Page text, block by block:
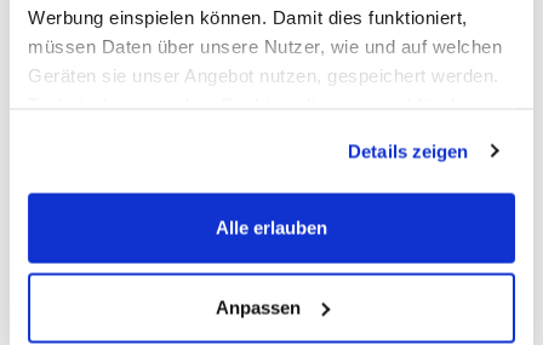
Werbung einspielen können. Damit dies funktioniert,
müssen Daten über unsere Nutzer, wie und auf welchen
Geräten sie unser Angebot nutzen, gespeichert werden.
werden, werden bei der Nutzung der Webseite auf jeden
Fall gesetzt. Cookies von Drittanbietern für Analyse- oder
Trackingzwecke werden nur dann aktiviert, wenn Sie das
erlauben" bzw. "Alle erlauben" klicken. Mehr dazu
(einschließlich der Möglichkeit, die Einwilligungserklärung
zu ändern oder zu widerrufen) erfahren Sie in unserem
Details zeigen
Alle erlauben
Anpassen
Größe:
38 40 42 44 46 48
Anzahl:
In den Warenkorb
Schneller DHL Versand: in 1–3 Werktagen